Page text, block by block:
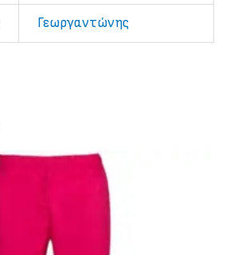
Γεωργαντώνης